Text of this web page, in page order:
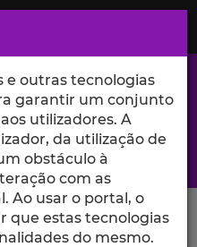
ciência no Iscte
e outras tecnologias
garantir um conjunto
utilizadores. A
da utilização de
obstáculo à
com as
Ao usar o portal, o
que estas tecnologias
do mesmo.